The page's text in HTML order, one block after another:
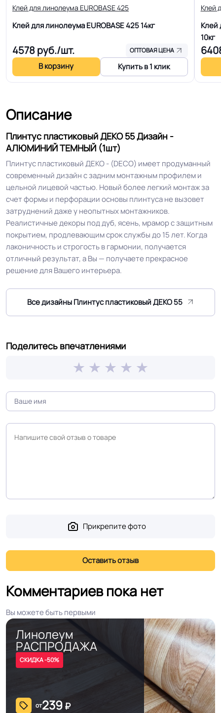
(max +27C)
Разрешено
Способность скрывать
неровности стен и
пола
Хорошая
Оттенок
Срок службы 15 лет
Безопасность
материала ГОСТ, ТУ,
ISO
Сертифицирован на территории
РФ и СНГ
Оттенок Серый
Дизайн рисунка Бетон
Клей для линолеума EUROBASE 425
Клей для линолеума EUROBASE 42514кг
4578руб./шт. ОПТОВАЯ ЦЕНА
В корзину Купить в 1 клик
Клей
Клей
10кг
Описание
Плинтус пластиковый ДЕКО 55 Дизайн -
АЛЮМИНИЙ ТЕМНЫЙ (1шт)
Плинтус пластиковый ДЕКО - (DECO) имеет продуманный
современный дизайн с задним монтажным профилем и
цельной лицевой частью. Новый более легкий монтаж за
счет формы и перфорации основы плинтуса не вызовет
затруднений даже у неопытных монтажников.
Реалистичные декоры под дуб, ясень, мрамор с защитным
покрытием, продлевающим срок службы до 15 лет. Когда
лаконичность и строгость в гармонии, получается
отличный результат, а Вы — получаете прекрасное
решение для Вашего интерьера.
Все дизайны Плинтус пластиковый ДЕКО 55
Комментариев пока нет
Вы можете быть первыми
Поделитесь впечатлениями
Прикрепите фото
Линолеум
РАСПРОДАЖА
СКИДКА -50%
от239 ₽